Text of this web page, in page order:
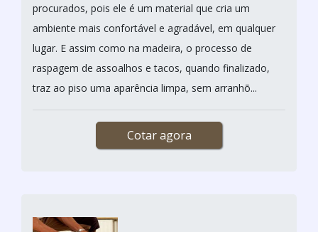
procurados, pois ele é um material que cria um
ambiente mais confortável e agradável, em qualquer
lugar. E assim como na madeira, o processo de
raspagem de assoalhos e tacos, quando finalizado,
traz ao piso uma aparência limpa, sem arranhõ...
Cotar agora